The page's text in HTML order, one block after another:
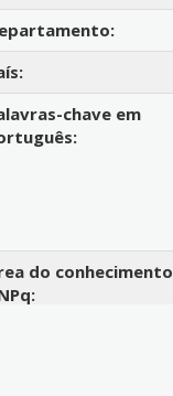
chave em
do conhecimento